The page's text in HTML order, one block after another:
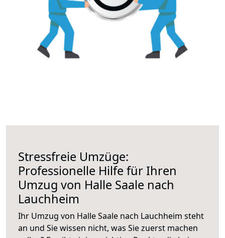
Stressfreie Umzüge:
Professionelle Hilfe für Ihren
Umzug von Halle Saale nach
Lauchheim
Ihr Umzug von Halle Saale nach Lauchheim steht
an und Sie wissen nicht, was Sie zuerst machen